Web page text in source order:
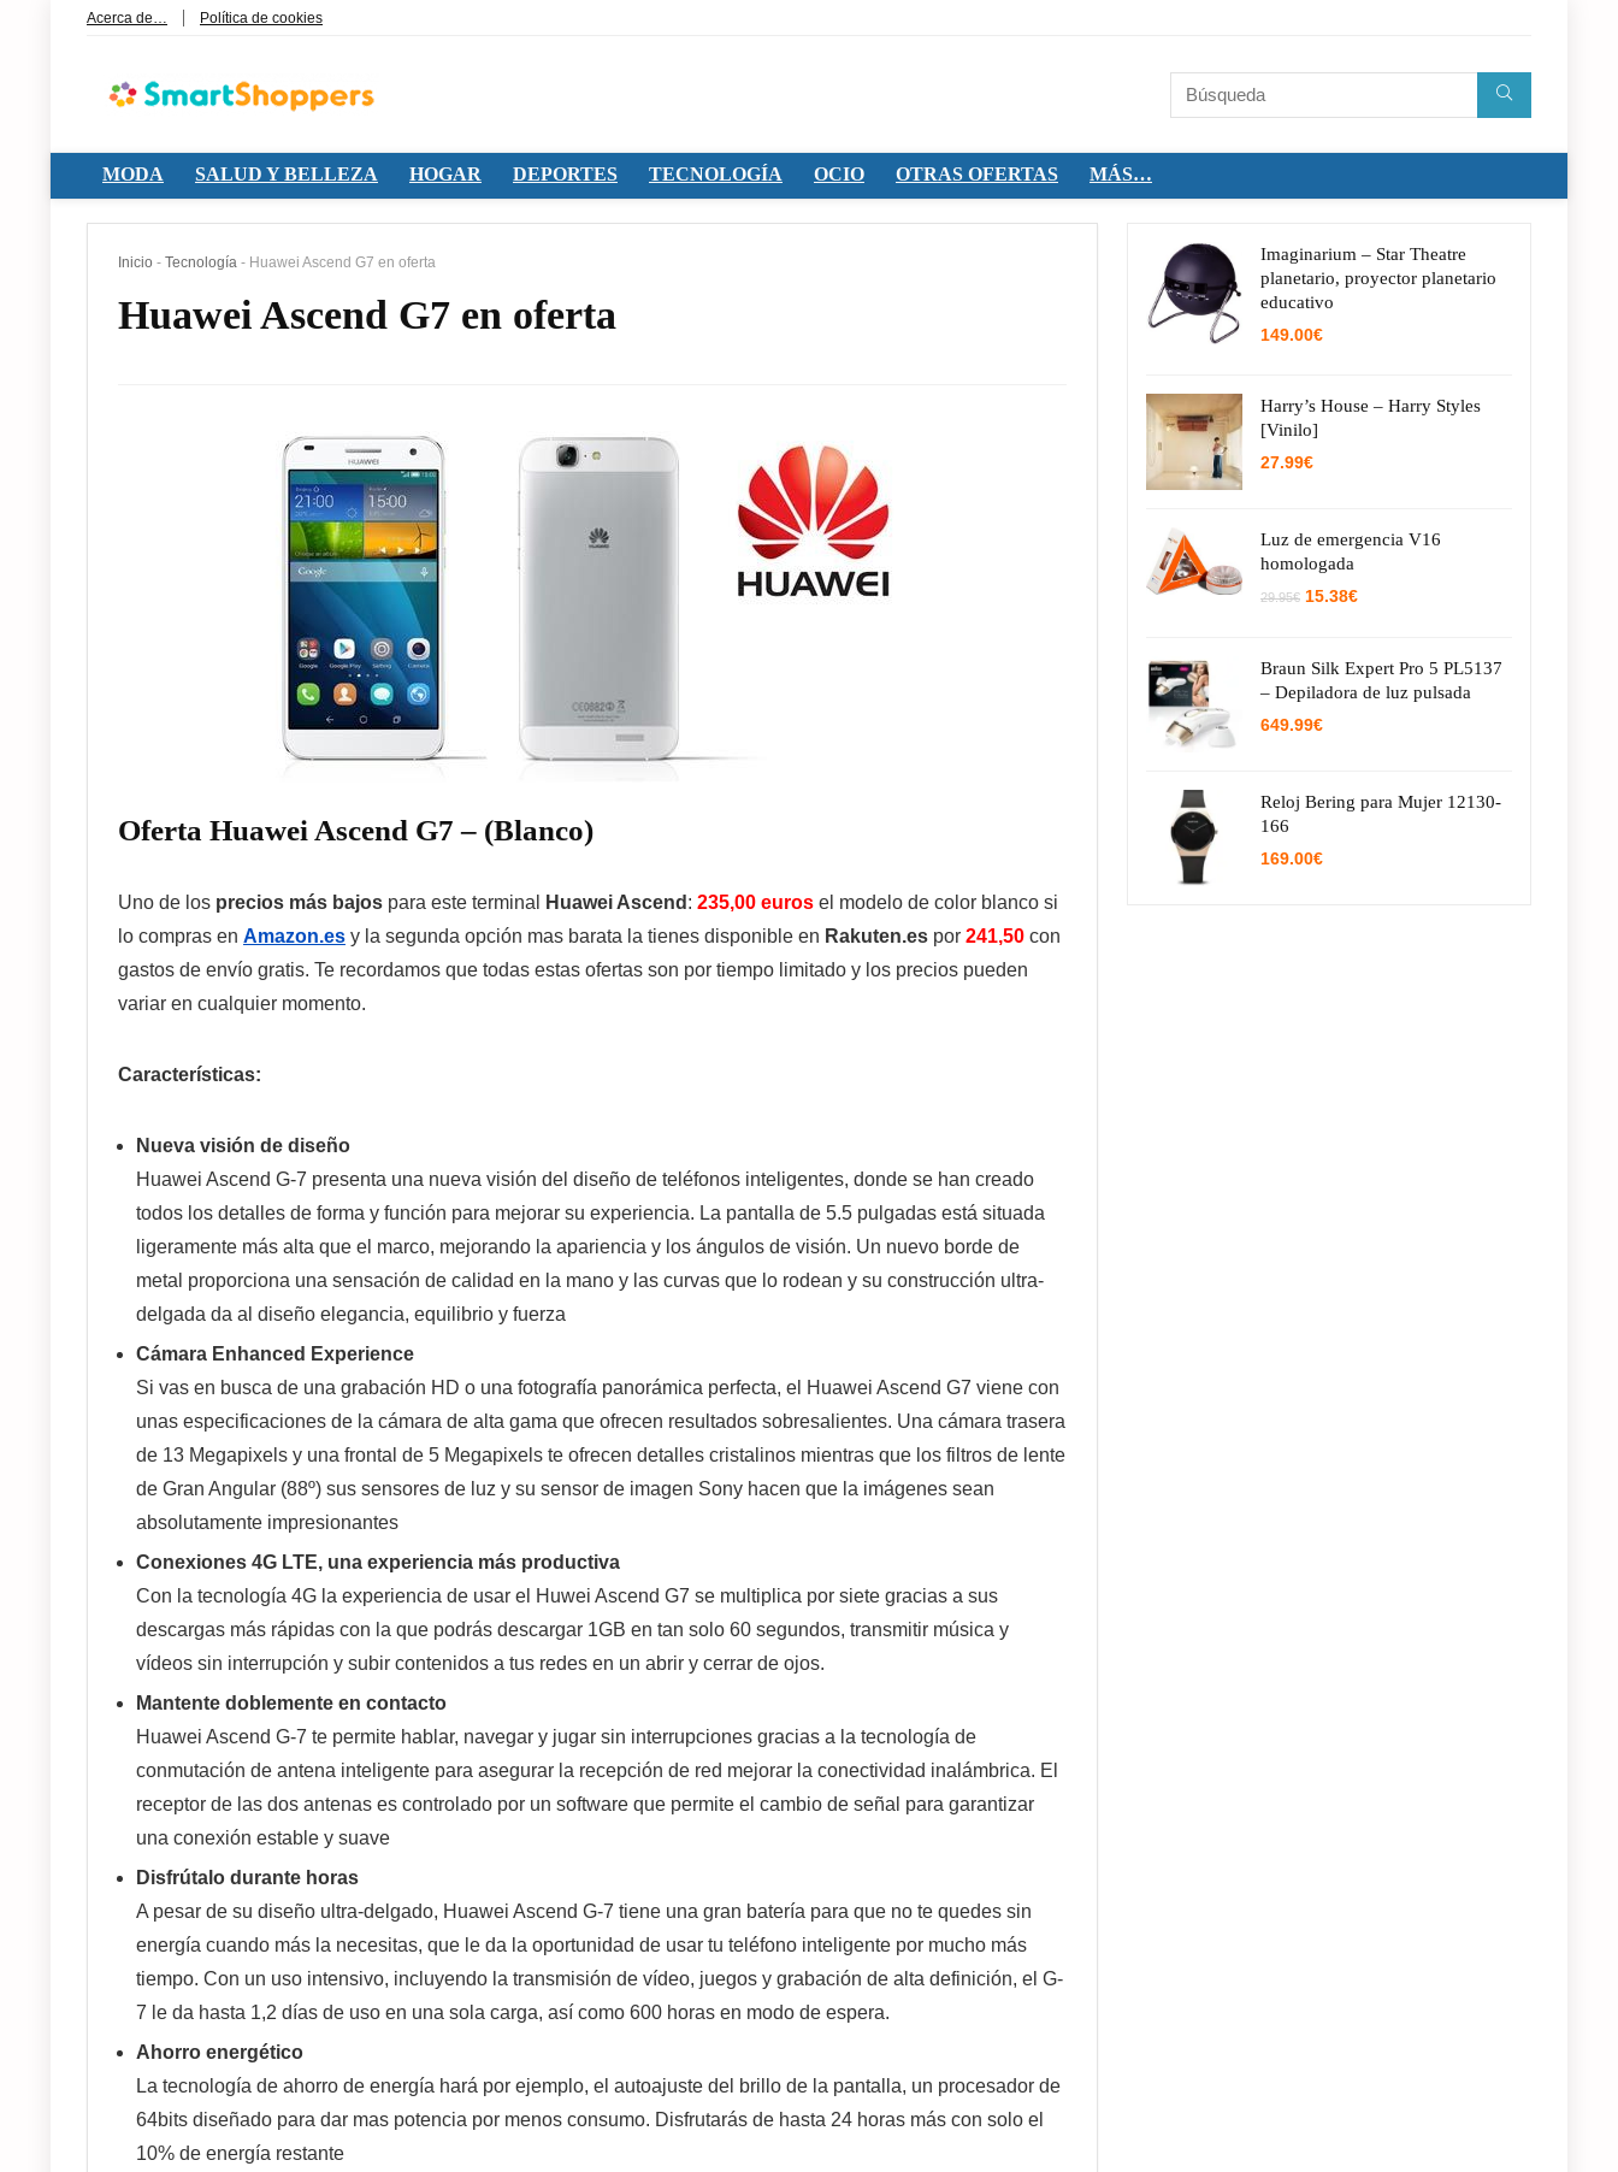
Acerca de… Política de cookies
MODA SALUD Y BELLEZA HOGAR DEPORTES TECNOLOGÍA OCIO OTRAS OFERTAS MÁS…
Inicio - Tecnología - Huawei Ascend G7 en oferta
Huawei Ascend G7 en oferta
Oferta Huawei Ascend G7 – (Blanco)
Uno de los precios más bajos para este terminal Huawei Ascend : 235,00 euros el modelo de color blanco si
lo compras en Amazon.es y la segunda opción mas barata la tienes disponible en Rakuten.es por 241,50 con
gastos de envío gratis. Te recordamos que todas estas ofertas son por tiempo limitado y los precios pueden
variar en cualquier momento.
Características:
Nueva visión de diseño
Huawei Ascend G-7 presenta una nueva visión del diseño de teléfonos inteligentes, donde se han creado
todos los detalles de forma y función para mejorar su experiencia. La pantalla de 5.5 pulgadas está situada
ligeramente más alta que el marco, mejorando la apariencia y los ángulos de visión. Un nuevo borde de
metal proporciona una sensación de calidad en la mano y las curvas que lo rodean y su construcción ultra-
delgada da al diseño elegancia, equilibrio y fuerza
Cámara Enhanced Experience
Si vas en busca de una grabación HD o una fotografía panorámica perfecta, el Huawei Ascend G7 viene con
unas especificaciones de la cámara de alta gama que ofrecen resultados sobresalientes. Una cámara trasera
de 13 Megapixels y una frontal de 5 Megapixels te ofrecen detalles cristalinos mientras que los filtros de lente
de Gran Angular (88º) sus sensores de luz y su sensor de imagen Sony hacen que la imágenes sean
absolutamente impresionantes
Conexiones 4G LTE, una experiencia más productiva
Con la tecnología 4G la experiencia de usar el Huwei Ascend G7 se multiplica por siete gracias a sus
descargas más rápidas con la que podrás descargar 1GB en tan solo 60 segundos, transmitir música y
vídeos sin interrupción y subir contenidos a tus redes en un abrir y cerrar de ojos.
Mantente doblemente en contacto
Huawei Ascend G-7 te permite hablar, navegar y jugar sin interrupciones gracias a la tecnología de
conmutación de antena inteligente para asegurar la recepción de red mejorar la conectividad inalámbrica. El
receptor de las dos antenas es controlado por un software que permite el cambio de señal para garantizar
una conexión estable y suave
Disfrútalo durante horas
A pesar de su diseño ultra-delgado, Huawei Ascend G-7 tiene una gran batería para que no te quedes sin
energía cuando más la necesitas, que le da la oportunidad de usar tu teléfono inteligente por mucho más
tiempo. Con un uso intensivo, incluyendo la transmisión de vídeo, juegos y grabación de alta definición, el G-
7 le da hasta 1,2 días de uso en una sola carga, así como 600 horas en modo de espera.
Ahorro energético
La tecnología de ahorro de energía hará por ejemplo, el autoajuste del brillo de la pantalla, un procesador de
64bits diseñado para dar mas potencia por menos consumo. Disfrutarás de hasta 24 horas más con solo el
10% de energía restante
Imaginarium – Star Theatre
planetario, proyector planetario
educativo
149.00€
Harry’s House – Harry Styles
[Vinilo]
27.99€
Luz de emergencia V16
homologada
29.95€ El
29.95€.
15.38€El
15.38€.
Braun Silk Expert Pro 5 PL5137
– Depiladora de luz pulsada
649.99€
Reloj Bering para Mujer 12130-
166
169.00€